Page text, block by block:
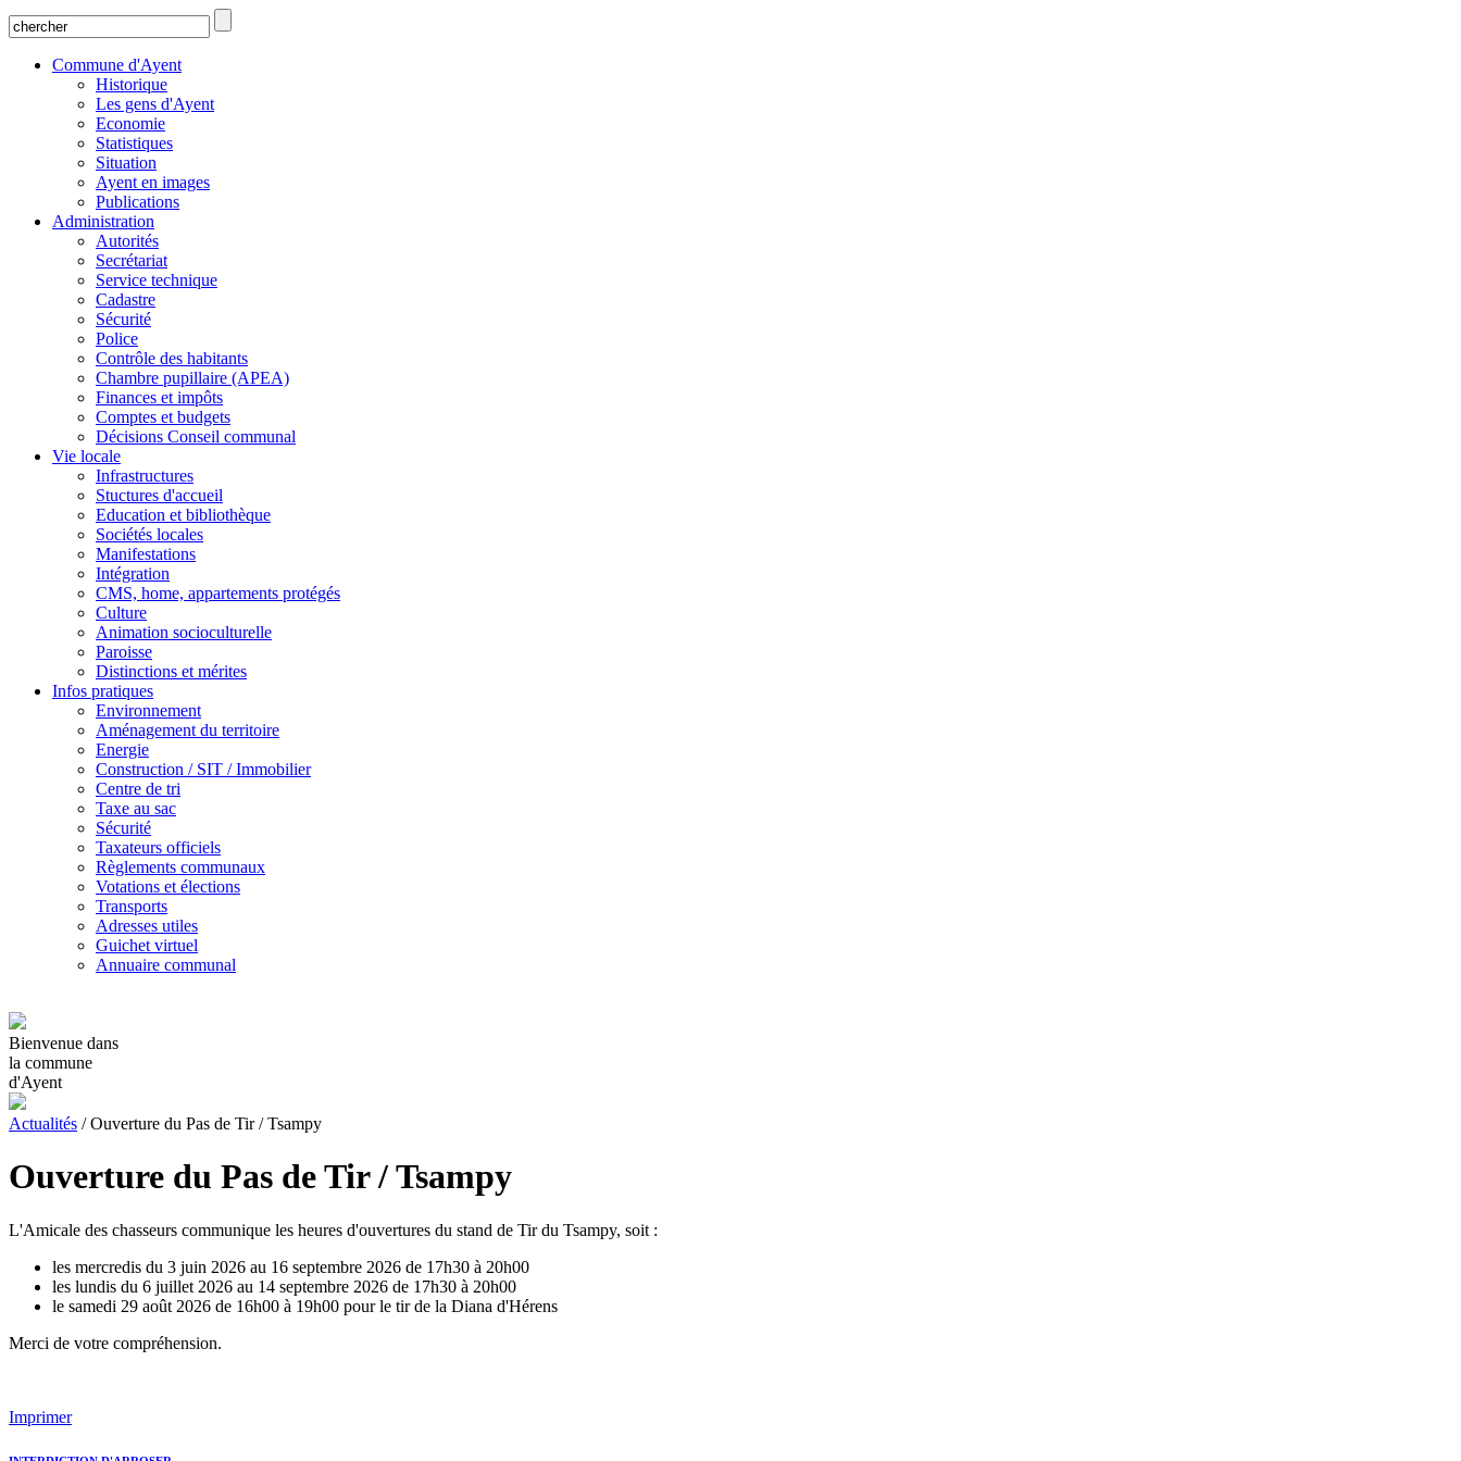
Commune d'Ayent
Historique
Les gens d'Ayent
Economie
Statistiques
Situation
Ayent en images
Publications
Administration
Autorités
Secrétariat
Service technique
Cadastre
Sécurité
Police
Contrôle des habitants
Chambre pupillaire (APEA)
Finances et impôts
Comptes et budgets
Décisions Conseil communal
Vie locale
Infrastructures
Stuctures d'accueil
Education et bibliothèque
Sociétés locales
Manifestations
Intégration
CMS, home, appartements protégés
Culture
Animation socioculturelle
Paroisse
Distinctions et mérites
Infos pratiques
Environnement
Aménagement du territoire
Energie
Construction / SIT / Immobilier
Centre de tri
Taxe au sac
Sécurité
Taxateurs officiels
Règlements communaux
Votations et élections
Transports
Adresses utiles
Guichet virtuel
Annuaire communal
Bienvenue dans
la commune
d'Ayent
Actualités /Ouverture du Pas de Tir / Tsampy
Ouverture du Pas de Tir / Tsampy
L'Amicale des chasseurs communique les heures d'ouvertures du stand de Tir du Tsampy, soit :
les mercredis du 3 juin 2026 au 16 septembre 2026 de 17h30 à 20h00
les lundis du 6 juillet 2026 au 14 septembre 2026 de 17h30 à 20h00
le samedi 29 août 2026 de 16h00 à 19h00 pour le tir de la Diana d'Hérens
Merci de votre compréhension.
Imprimer